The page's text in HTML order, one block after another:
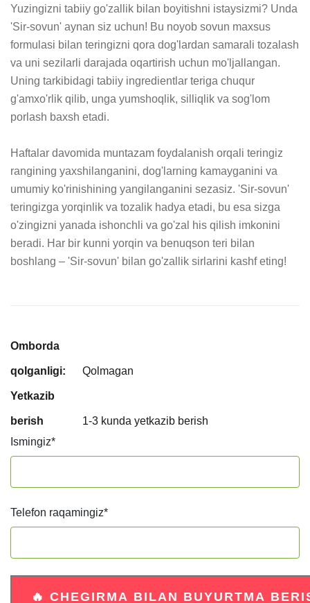
Yuzingizni tabiiy go'zallik bilan boyitishni istaysizmi? Unda
'Sir-sovun' aynan siz uchun! Bu noyob sovun maxsus
formulasi bilan teringizni qora dog'lardan samarali tozalash
va uni sezilarli darajada oqartirish uchun mo'ljallangan.
Uning tarkibidagi tabiiy ingredientlar teriga chuqur
g'amxo'rlik qilib, unga yumshoqlik, silliqlik va sog'lom
porlash baxsh etadi.
Haftalar davomida muntazam foydalanish orqali teringiz
rangining yaxshilanganini, dog'larning kamayganini va
umumiy ko'rinishining yangilanganini sezasiz. 'Sir-sovun'
teringizga yorqinlik va tozalik hadya etadi, bu esa sizga
o'zingizni yanada ishonchli va go'zal his qilish imkonini
beradi. Har bir kunni yorqin va benuqson teri bilan
boshlang – 'Sir-sovun' bilan go'zallik sirlarini kashf eting!
Omborda
qolganligi: Qolmagan
Yetkazib
berish
1-3 kunda yetkazib berish
Ismingiz*
Telefon raqamingiz*